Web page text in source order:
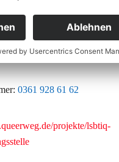
- LSBTIQ*-
0361 928 61 62
projekte/lsbtiq-